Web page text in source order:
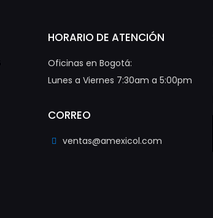
HORARIO DE ATENCIÓN
Oficinas en Bogotá:
Lunes a Viernes 7:30am a 5:00pm
CORREO
ventas@amexicol.com